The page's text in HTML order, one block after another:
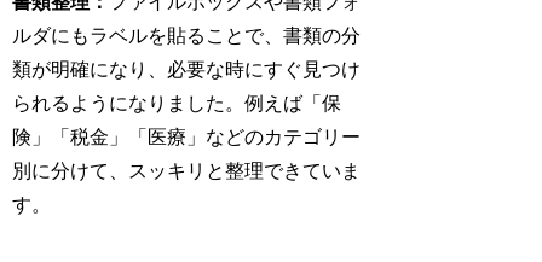
ルダにもラベルを貼ることで、書類の分
類が明確になり、必要な時にすぐ見つけ
られるようになりました。例えば「保
険」「税金」「医療」などのカテゴリー
別に分けて、スッキリと整理できていま
す。